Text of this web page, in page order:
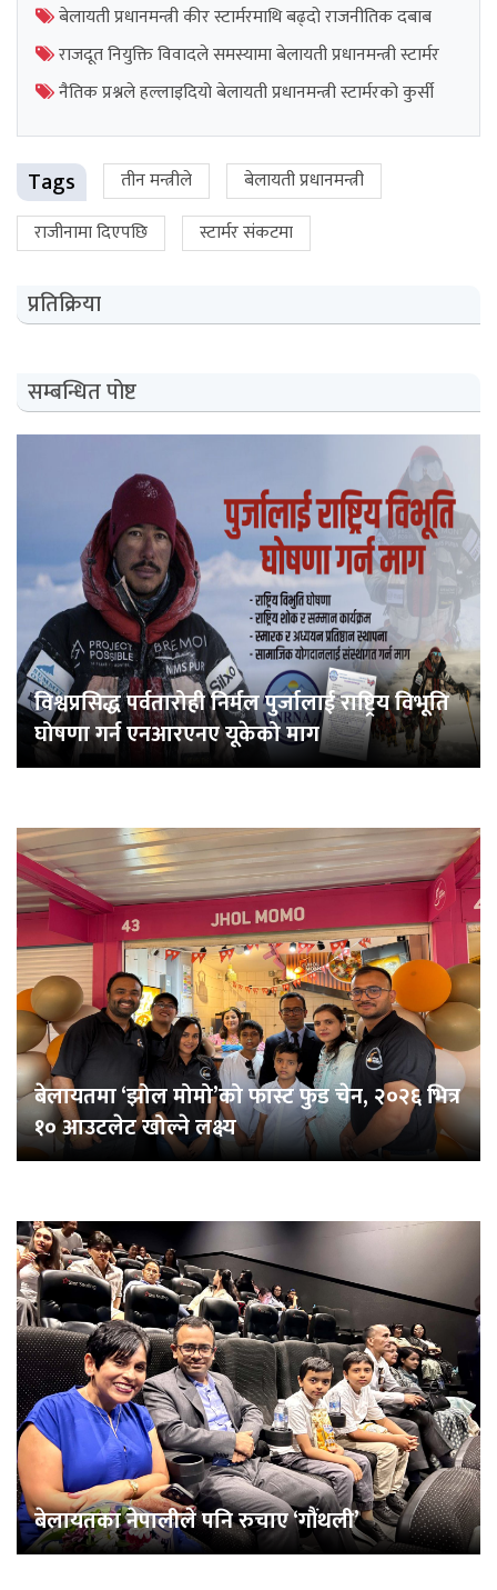
बेलायती प्रधानमन्त्री कीर स्टार्मरमाथि बढ्दो राजनीतिक दबाब
राजदूत नियुक्ति विवादले समस्यामा बेलायती प्रधानमन्त्री स्टार्मर
नैतिक प्रश्नले हल्लाइदियो बेलायती प्रधानमन्त्री स्टार्मरको कुर्सी
Tags तीन मन्त्रीले
बेलायती प्रधानमन्त्री
राजीनामा दिएपछि
स्टार्मर संकटमा
प्रतिक्रिया
सम्बन्धित पोष्ट
विश्वप्रसिद्ध पर्वतारोही निर्मल पुर्जालाई राष्ट्रिय विभूति
घोषणा गर्न एनआरएनए यूकेको माग
बेलायतमा ‘झोल मोमो’को फास्ट फुड चेन, २०२६ भित्र
१० आउटलेट खोल्ने लक्ष्य
बेलायतका नेपालीले पनि रुचाए ‘गौंथली’